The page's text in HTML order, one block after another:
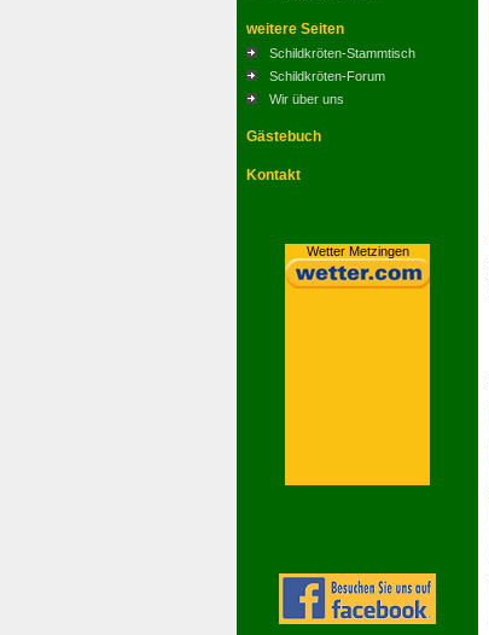
weitere Seiten
Schildkröten-Stammtisch
Schildkröten-Forum
Wir über uns
Gästebuch
Kontakt
Wetter Metzingen